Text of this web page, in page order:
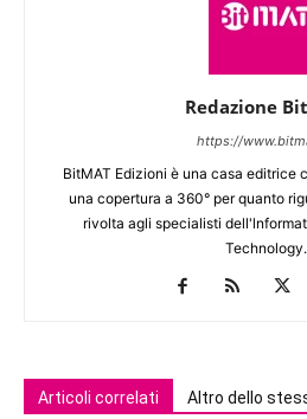
Redazione
https://
BitMAT Edizioni è una casa editrice
una copertura a 360° per quanto
rivolta agli specialisti
Technology.
Articoli correlati Altro dello